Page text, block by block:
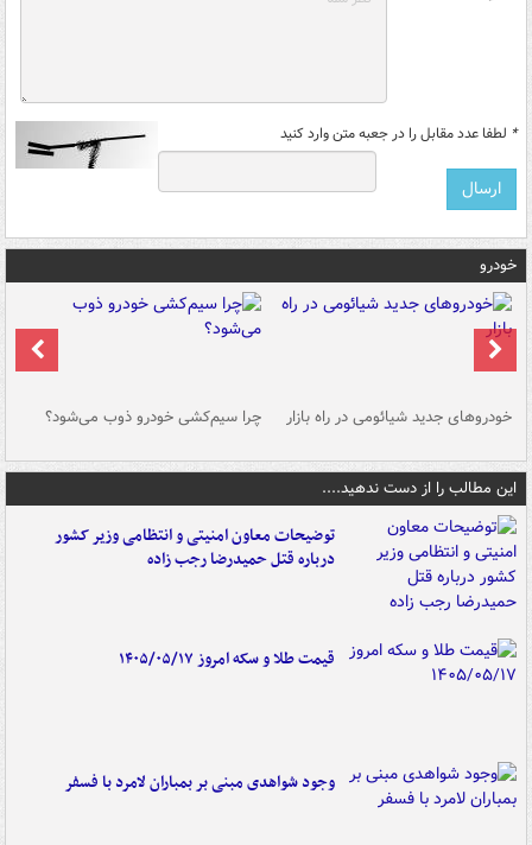
* لطفا عدد مقابل را در جعبه متن وارد کنید
خودرو
خودروهای جدید شیائومی در راه بازار چرا سیم‌کشی خودرو ذوب می‌شود؟
این مطالب را از دست ندهید....
توضیحات معاون امنیتی و انتظامی وزیر کشور
درباره قتل حمیدرضا رجب زاده
قیمت طلا و سکه امروز ۱۴۰۵/۰۵/۱۷
وجود شواهدی مبنی بر بمباران لامرد با فسفر